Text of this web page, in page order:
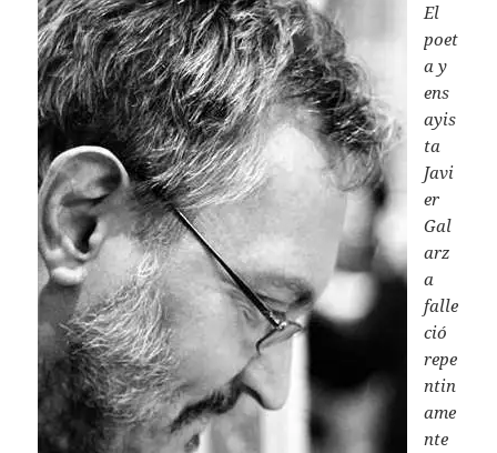
El
poet
a y
ens
ayis
ta
Javi
er
Gal
arz
a
falle
ció
repe
ntin
ame
nte